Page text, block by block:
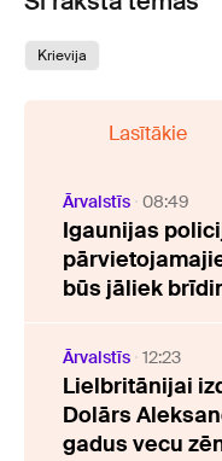
Krievija
Lasītākie
Ārvalstīs 08:49
Igaunijas
būs jāliek
Ārvalstīs 12:23
Lielbritānijai
Dolārs
gadus vecu